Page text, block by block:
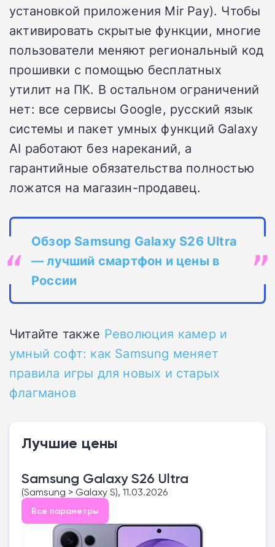
установкой приложения Mir Pay). Чтобы
активировать скрытые функции, многие
пользователи меняют региональный код
прошивки с помощью бесплатных
утилит на ПК. В остальном ограничений
нет: все сервисы Google, русский язык
системы и пакет умных функций Galaxy
AI работают без нареканий, а
гарантийные обязательства полностью
ложатся на магазин-продавец.
Обзор Samsung Galaxy S26 Ultra
— лучший смартфон и цены в
России
Читайте также Революция камер и
умный софт: как Samsung меняет
правила игры для новых и старых
флагманов
Лучшие цены
Samsung Galaxy S26 Ultra
(Samsung > Galaxy S), 11.03.2026
Все параметры